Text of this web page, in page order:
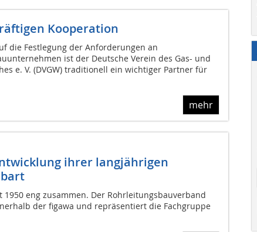
Kooperation
die Festlegung der Anforderungen an
ist der Deutsche Verein des Gas- und
e. V. (DVGW) traditionell ein wichtiger Partner für
mehr
ihrer langjährigen
eng zusammen. Der Rohrleitungsbauverband
der figawa und repräsentiert die Fachgruppe